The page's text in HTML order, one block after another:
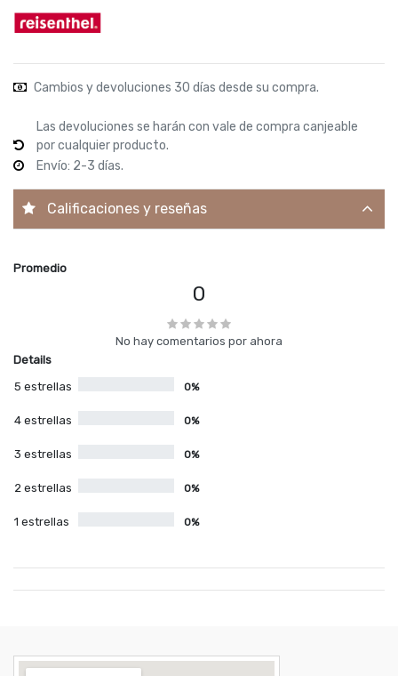
Cambios y devoluciones 30 días desde su compra.
Las devoluciones se harán con vale de compra canjeable
por cualquier producto.
Envío: 2-3 días.
Calificaciones y reseñas
Promedio
0
No hay comentarios por ahora
Details
5 estrellas
0%
4 estrellas 0%
3 estrellas 0%
2 estrellas 0%
1 estrellas 0%